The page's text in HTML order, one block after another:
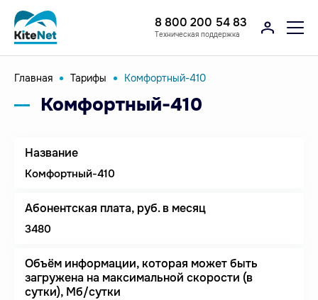
8 800 200 54 83
Техническая поддержка
Главная Тарифы Комфортный-410
Комфортный-410
Название
Комфортный-410
Абонентская плата, руб. в месяц
3480
Объём информации, которая может быть
загружена на максимальной скорости (в
сутки), Мб/сутки